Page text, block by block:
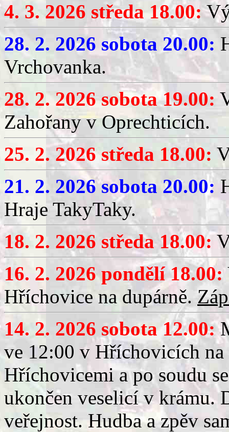
4. 3. 2026 středa 18.00:
28. 2. 2026 sobota 20.00:
Vrchovanka.
28. 2. 2026 sobota 19.00:
Zahořany v Oprechticích.
25. 2. 2026 středa 18.00:
21. 2. 2026 sobota 20.00:
Hraje TakyTaky.
18. 2. 2026 středa 18.00:
16. 2. 2026 pondělí 18.00:
Hříchovice na dupárně.
14. 2. 2026 sobota 12.00:
ve 12:00 v Hříchovicích
Hříchovicemi a po soudu
ukončen veselicí v krámu.
veřejnost. Hudba a zpěv